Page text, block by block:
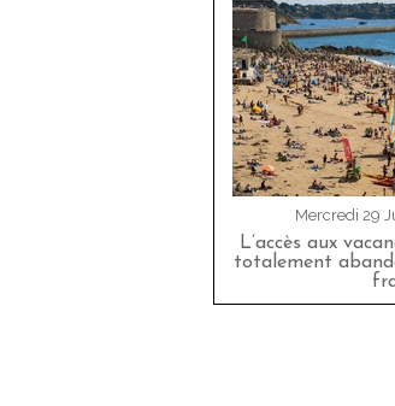
Mercredi 29
L’accès aux
totalement